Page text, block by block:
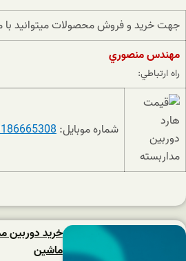
جهت خريد و فروش محصولات ميتوانيد با
مهندس منصوري
راه ارتباطي:
شماره موبایل:
خرید دوربین
ماشین